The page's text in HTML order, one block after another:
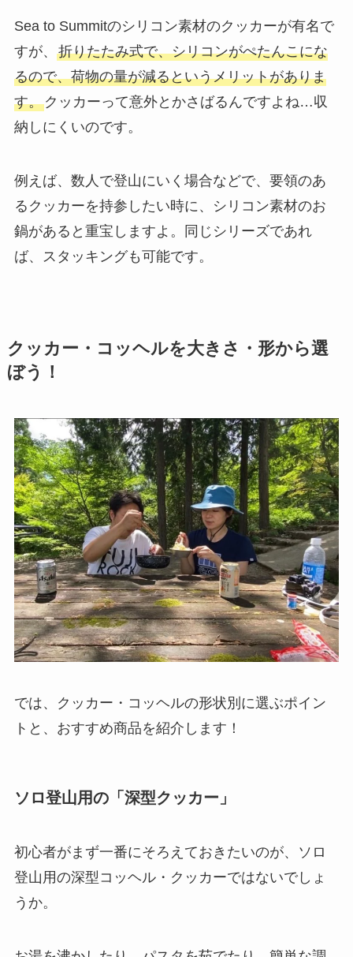
Sea to Summitのシリコン素材のクッカーが有名で
すが、 折りたたみ式で、シリコンがぺたんこにな
るので、荷物の量が減るというメリットがありま
す。クッカーって意外とかさばるんですよね…収
納しにくいのです。
例えば、数人で登山にいく場合などで、要領のあ
るクッカーを持参したい時に、シリコン素材のお
鍋があると重宝しますよ。同じシリーズであれ
ば、スタッキングも可能です。
クッカー・コッヘルを大きさ・形から選
ぼう！
では、クッカー・コッヘルの形状別に選ぶポイン
トと、おすすめ商品を紹介します！
ソロ登山用の「深型クッカー」
初心者がまず一番にそろえておきたいのが、ソロ
登山用の深型コッヘル・クッカーではないでしょ
うか。